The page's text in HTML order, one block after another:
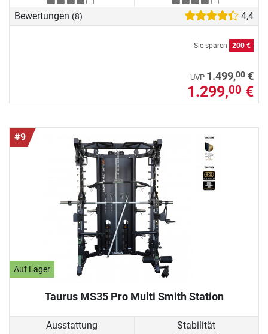
Bewertungen (8) 4,4
Sie sparen 200 €
UVP 1.499,00 €
1.299,00 €
#9
Auf Lager
Taurus MS35 Pro Multi Smith Station
Ausstattung Stabilität